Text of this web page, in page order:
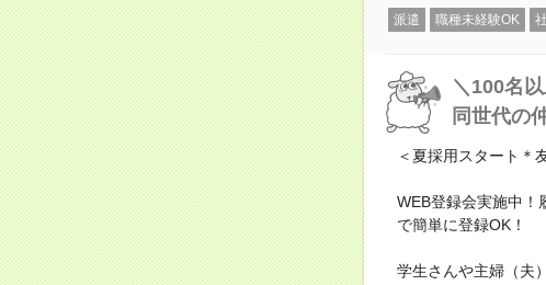
派遣 職種未経験OK
＼100名
同世代の
＜夏採用スタート＊
WEB登録会実施中！
で簡単に登録OK！
学生さんや主婦（夫